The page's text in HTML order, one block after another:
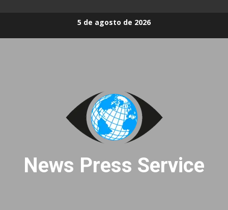
5 de agosto de 2026
News Press Service